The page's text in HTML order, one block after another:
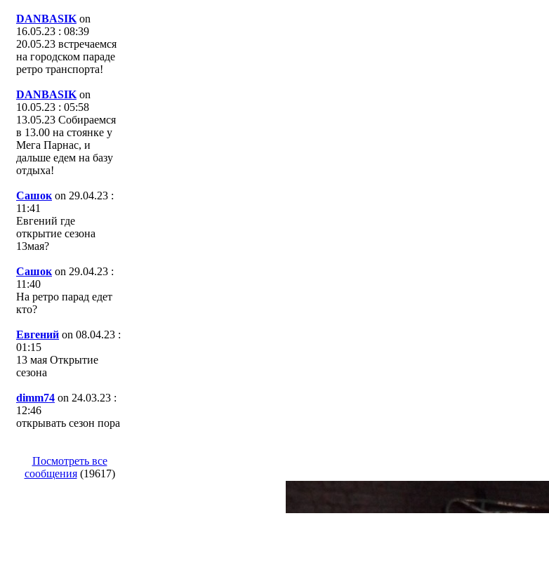
DANBASIK on
16.05.23 : 08:39
20.05.23 встречаемся
на городском параде
ретро транспорта!
DANBASIK on
10.05.23 : 05:58
13.05.23 Собираемся
в 13.00 на стоянке у
Мега Парнас, и
дальше едем на базу
отдыха!
Сашок on 29.04.23 :
11:41
Евгений где
открытие сезона
13мая?
Сашок on 29.04.23 :
11:40
На ретро парад едет
кто?
Евгений on 08.04.23 :
01:15
13 мая Открытие
сезона
dimm74 on 24.03.23 :
12:46
открывать сезон пора
Посмотреть все
сообщения(19617)